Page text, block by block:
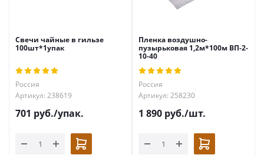
Свечи чайные в гильзе
100шт*1упак
Россия
Артикул: 238619
701 руб./упак.
Пленка воздушно-
пузырьковая 1,2м*100м ВП-2-
10-40
Россия
Артикул: 258230
1 890 руб./шт.